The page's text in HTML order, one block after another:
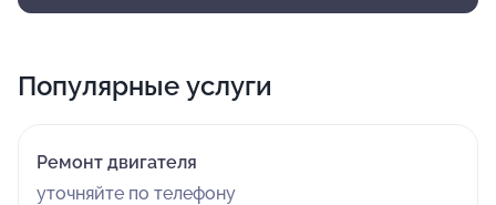
Популярные услуги
Ремонт двигателя
уточняйте по телефону